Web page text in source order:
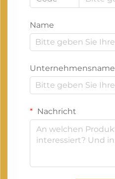
Name
Unternehmensname
Nachricht